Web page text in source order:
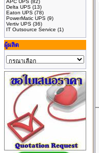
APC UPS (82)
Delta UPS (13)
Eaton UPS (78)
PowerMatic UPS (9)
Vertiv UPS (36)
IT Outsource Service (1)
ผู้ผลิต